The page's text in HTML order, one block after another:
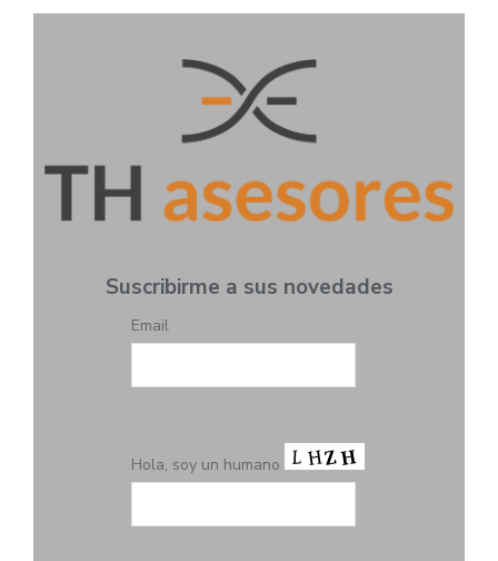
Suscribirme a sus novedades
Email
Hola, soy un humano